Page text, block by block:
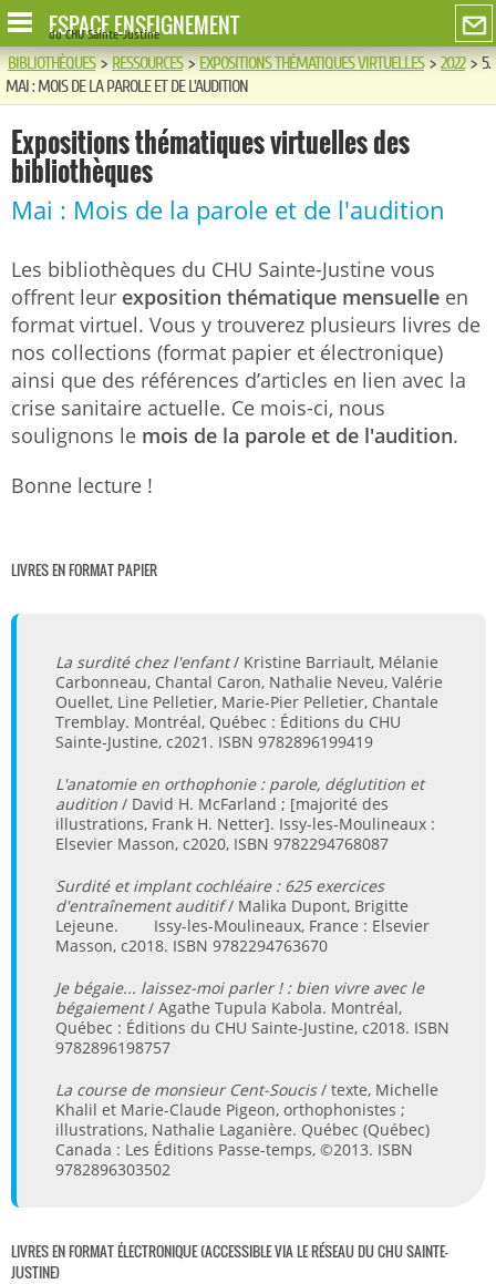
ESPACE ENSEIGNEMENT
du CHU Sainte-Justine
BIBLIOTHÈQUES>RESSOURCES>EXPOSITIONS THÉMATIQUES VIRTUELLES>2022>5.
MAI : MOIS DE LA PAROLE ET DE L'AUDITION
Expositions thématiques virtuelles des
bibliothèques
Mai : Mois de la parole et de l'audition
Les bibliothèques du CHU Sainte-Justine vous
offrent leur exposition thématique mensuelle en
format virtuel. Vous y trouverez plusieurs livres de
nos collections (format papier et électronique)
ainsi que des références d’articles en lien avec la
crise sanitaire actuelle. Ce mois-ci, nous
soulignons le mois de la parole et de l'audition.
Bonne lecture !
LIVRES EN FORMAT PAPIER
La surdité chez l'enfant/ Kristine Barriault, Mélanie
Carbonneau, Chantal Caron, Nathalie Neveu, Valérie
Ouellet, Line Pelletier, Marie-Pier Pelletier, Chantale
Tremblay. Montréal, Québec : Éditions du CHU
Sainte-Justine, c2021. ISBN 9782896199419
L'anatomie en orthophonie : parole, déglutition et
audition / David H. McFarland ; [majorité des
illustrations, Frank H. Netter]. Issy-les-Moulineaux :
Elsevier Masson, c2020, ISBN 9782294768087
Surdité et implant cochléaire : 625 exercices
d'entraînement auditif/ Malika Dupont, Brigitte
Lejeune. Issy-les-Moulineaux, France : Elsevier
Masson, c2018. ISBN 9782294763670
Je bégaie... laissez-moi parler ! : bien vivre avec le
bégaiement/ Agathe Tupula Kabola. Montréal,
Québec : Éditions du CHU Sainte-Justine, c2018. ISBN
9782896198757
La course de monsieur Cent-Soucis/ texte, Michelle
Khalil et Marie-Claude Pigeon, orthophonistes ;
illustrations, Nathalie Laganière. Québec (Québec)
Canada : Les Éditions Passe-temps, ©2013. ISBN
9782896303502
LIVRES EN FORMAT ÉLECTRONIQUE (ACCESSIBLE VIA LE RÉSEAU DU CHU SAINTE-
JUSTINE)